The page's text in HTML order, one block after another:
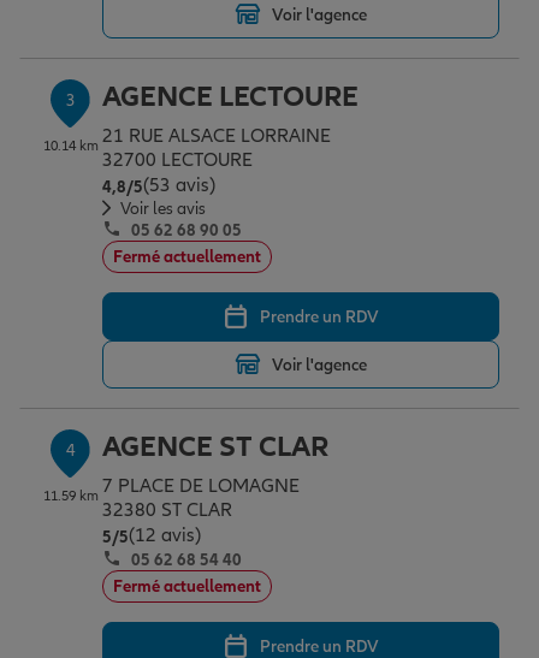
Garantie des accidents de la vie
Assurance scolaire
Protection juridique
Retraite
Tous nos devis d'assurance
Voir l'agence
3
10.14 km
AGENCE LECTOURE
21 RUE ALSACE LORRAINE
32700 LECTOURE
4,8/5Note de 4.8 sur 5
(53 avis)
Voir les avis
05 62 68 90 05
Fermé actuellement
Prendre un RDV
Voir l'agence
4
11.59 km
AGENCE ST CLAR
7 PLACE DE LOMAGNE
32380 ST CLAR
5/5Note de 5 sur 5
(12 avis)
05 62 68 54 40
Fermé actuellement
Prendre un RDV